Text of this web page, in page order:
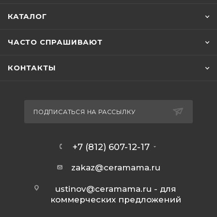
КАТАЛОГ
ЧАСТО СПРАШИВАЮТ
КОНТАКТЫ
ПОДПИСАТЬСЯ НА РАССЫЛКУ
+7 (812) 607-12-17
zakaz@ceramama.ru
ustinov@ceramama.ru - для
коммерческих предложений